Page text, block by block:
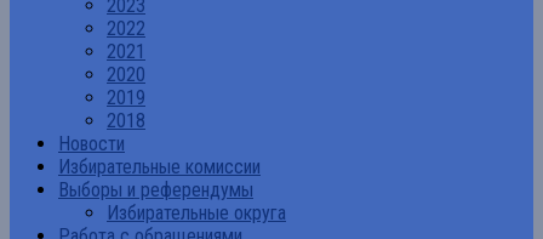
2023
2022
2021
2020
2019
2018
Новости
Избирательные комиссии
Выборы и референдумы
Избирательные округа